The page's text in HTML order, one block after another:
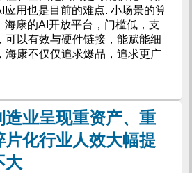
应用也是目前的难点. 小场景的算
海康的AI开放平台，门槛低，支
可以有效与硬件链接，能赋能细
海康不仅仅追求爆品，追求更广
业呈现重资产、重
化行业人效大幅提
大